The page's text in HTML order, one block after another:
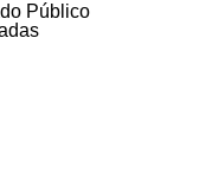
Público